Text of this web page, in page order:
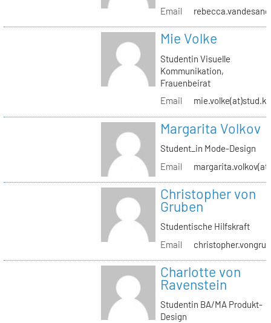
Email
Mie Volke
Studentin Visuelle
Kommunikation,
Frauenbeirat
Email
Margarita Volkov
Student_in Mode-Design
Email
Christopher von
Gruben
Studentische Hilfskraft
Email
Charlotte von
Ravenstein
Studentin BA/MA Produkt-
Design